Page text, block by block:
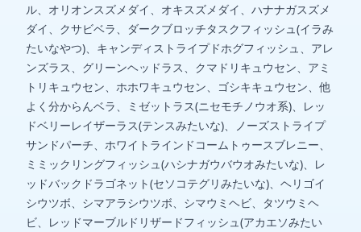
ル、オリオンスズメダイ、オキスズメダイ、ハナナガスズメ
ダイ、クサビベラ、ダークブロッチタスクフィッシュ(イラみ
たいなやつ)、キャンディストライプドホグフィッシュ、アレ
ンズラス、グリーンヘッドラス、クマドリキュウセン、アミ
トリキュウセン、ホホワキュウセン、ゴシキキュウセン、他
よく分からんベラ、ミゼットラス(ニセモチノウオ系)、レッ
ドベリーレイザーラス(テンスみたいな)、ノーズストライプ
サンドパーチ、ホワイトラインドコームトゥースブレニー、
ミミックリングフィッシュ(ハシナガウバウオみたいな)、レ
ッドバックドラゴネット(セソコテグリみたいな)、ヘリゴイ
シウツボ、シマアラシウツボ、シマウミヘビ、タツウミヘ
ビ、レッドマーブルドリザードフィッシュ(アカエソみたい